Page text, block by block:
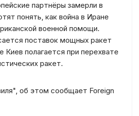
партнёры замерли в
понять, как война в Иране
военной помощи.
поставок мощных ракет
Киев полагается при перехвате
ракет.
об этом сообщает Foreign